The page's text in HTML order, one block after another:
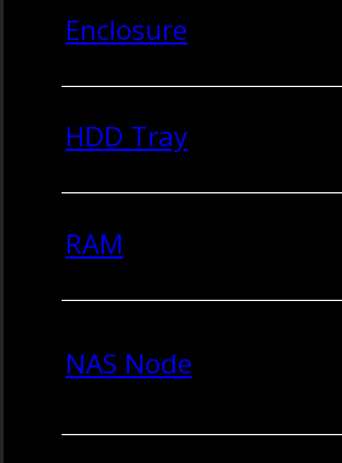
Enclosure
HDD Tray
RAM
NAS Node